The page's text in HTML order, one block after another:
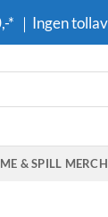
｜Ingen
& SPILL MERCH